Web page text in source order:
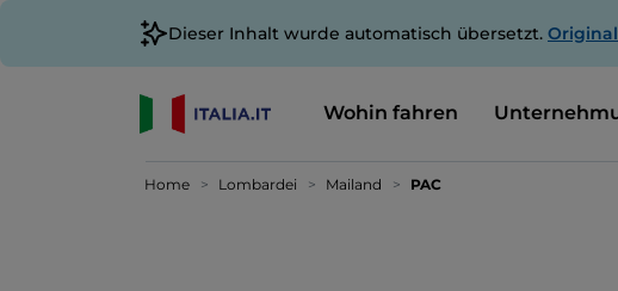
Dieser Inhalt wurde automatisch übersetzt.
Wohin fahren
Home Lombardei Mailand PAC